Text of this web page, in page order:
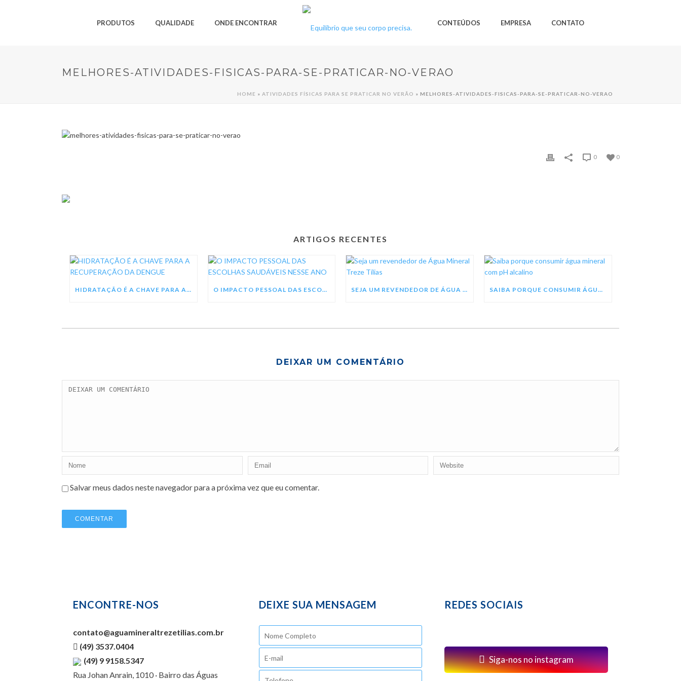
PRODUTOS QUALIDADE ONDE ENCONTRAR CONTEÚDOS EMPRESA CONTATO
MELHORES-ATIVIDADES-FISICAS-PARA-SE-PRATICAR-NO-VERAO
HOME » ATIVIDADES FÍSICAS PARA SE PRATICAR NO VERÃO » MELHORES-ATIVIDADES-FISICAS-PARA-SE-PRATICAR-NO-VERAO
0
0
ARTIGOS RECENTES
HIDRATAÇÃO É A CHAVE PARA A RECUPERAÇÃO DA DENGUE O IMPACTO PESSOAL DAS ESCOLHAS SAUDÁVEIS NESSE ANO SEJA UM REVENDEDOR DE ÁGUA MINERAL TREZE TÍLIAS SAIBA PORQUE CONSUMIR ÁGUA MINERAL COM PH ALCALINO
DEIXAR UM COMENTÁRIO
Salvar meus dados neste navegador para a próxima vez que eu comentar.
ENCONTRE-NOS
contato@aguamineraltrezetilias.com.br
(49) 3537.0404
(49) 9 9158.5347
Rua Johan Anrain, 1010 · Bairro das Águas
DEIXE SUA MENSAGEM REDES SOCIAIS
Siga-nos no instagram